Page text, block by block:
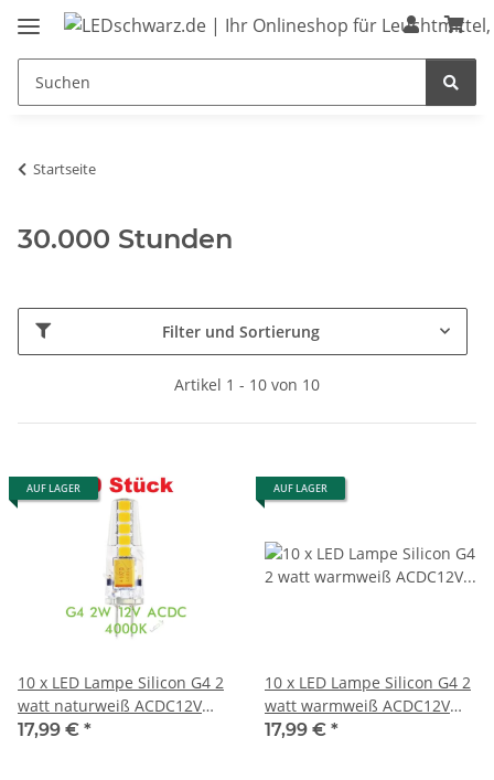
Startseite
30.000 Stunden
Filter und Sortierung
Artikel 1 - 10 von 10
AUF LAGER
10 x LED Lampe Silicon G4 2
watt naturweiß ACDC12V
4000K 200 Lumen
17,99 € *
AUF LAGER
10 x LED Lampe Silicon G4 2
watt warmweiß ACDC12V
3000K 200 Lumen
17,99 € *